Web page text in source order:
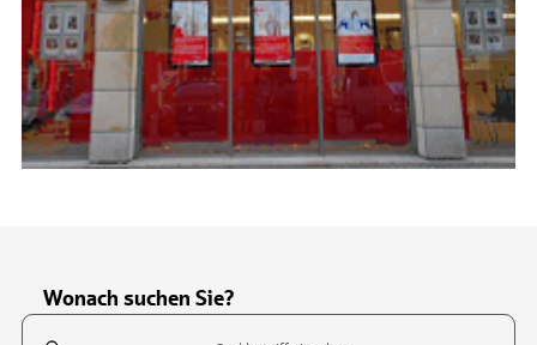
Wonach suchen Sie?
Suchfeld